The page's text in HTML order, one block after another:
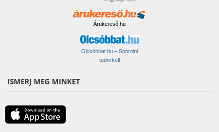
Árukereső.hu
Olcsóbbat.hu – Spórolni
tudni kell
ISMERJ MEG MINKET